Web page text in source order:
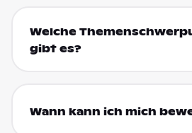
Welche
gibt es?
Wann kann ich mich